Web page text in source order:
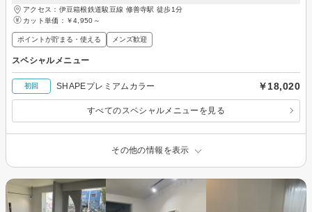
アクセス：伊豆箱根鉄道駿豆線 修善寺駅 徒歩1分
カット単価： ￥4,950～
ポイントが貯まる・使える メンズ歓迎
スペシャルメニュー
初回 SHAPEプレミアムカラー ￥18,020
すべてのスペシャルメニューを見る
その他の情報を表示